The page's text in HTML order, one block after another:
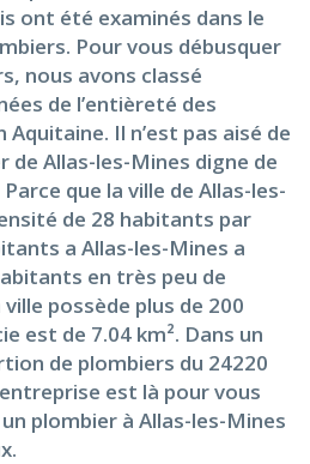
ont été examinés dans le
Pour vous débusquer
nous avons classé
de l’entièreté des
Il n’est pas aisé de
Allas-les-Mines digne de
que la ville de Allas-les-
de 28 habitants par
a Allas-les-Mines a
en très peu de
possède plus de 200
est de 7.04 km². Dans un
de plombiers du 24220
est là pour vous
plombier à Allas-les-Mines